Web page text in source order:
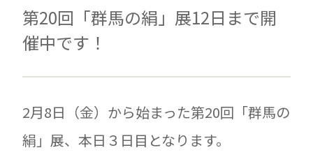
第20回「群馬の絹」展12日まで開
催中です！
2月8日（金）から始まった第20回「群馬の
絹」展、本日３日目となります。